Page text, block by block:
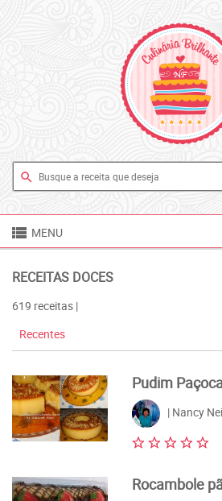
search
 MENU
RECEITAS DOCES
619 receitas |
Pudim
| Nancy
Rocambole